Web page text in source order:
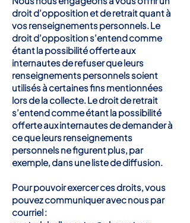
droit d’opposition et de retrait quant à
vos renseignements personnels. Le
droit d’opposition s’entend comme
étant la possibilité offerte aux
internautes de refuser que leurs
renseignements personnels soient
utilisés à certaines fins mentionnées
lors de la collecte. Le droit de retrait
s’entend comme étant la possibilité
offerte aux internautes de demander à
ce que leurs renseignements
personnels ne figurent plus, par
exemple, dans une liste de diffusion.
Pour pouvoir exercer ces droits, vous
pouvez communiquer avec nous par
courriel :